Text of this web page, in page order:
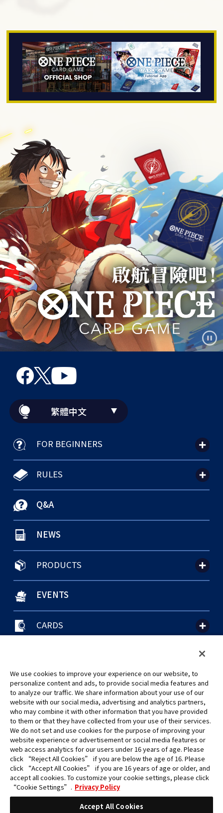
繁體中文
FOR BEGINNERS
RULES
Q&A
NEWS
PRODUCTS
EVENTS
CARDS
©Eiichiro Oda/Shueisha
©Eiichiro Oda/Shueisha, Toei Animation
未經許可，禁止使用、複製或複印此網站上的任何圖片、文本或數據。
產品正在開發中，此網站上的圖片可能與實際產品不同。
*Apple、蘋果的logo為Apple Inc.於美國和其他國家地區所註冊之商標。
App Store為Apple Inc.之服務商標。
*Google play和Google play的logo為Google LLC之註冊商標。
We use cookies to improve your experience on our website, to
personalize content and ads, to provide social media features and
to analyze our traffic. We share information about your use of our
website with our social media, advertising and analytics partners,
who may combine it with other information that you have provided
to them or that they have collected from your use of their services.
We do not set and use cookies for the purpose of improving your
website experience or advertisement or social media features or
web access analytics for our users under 16 years of age. Please
click “Reject All Cookies” if you are below the age of 16. Please
click “Accept All Cookies” if you are 16 years of age or older, and
accept all cookies. To customize your cookie settings, please click
“Cookie Settings”. Privacy Policy
Accept All Cookies